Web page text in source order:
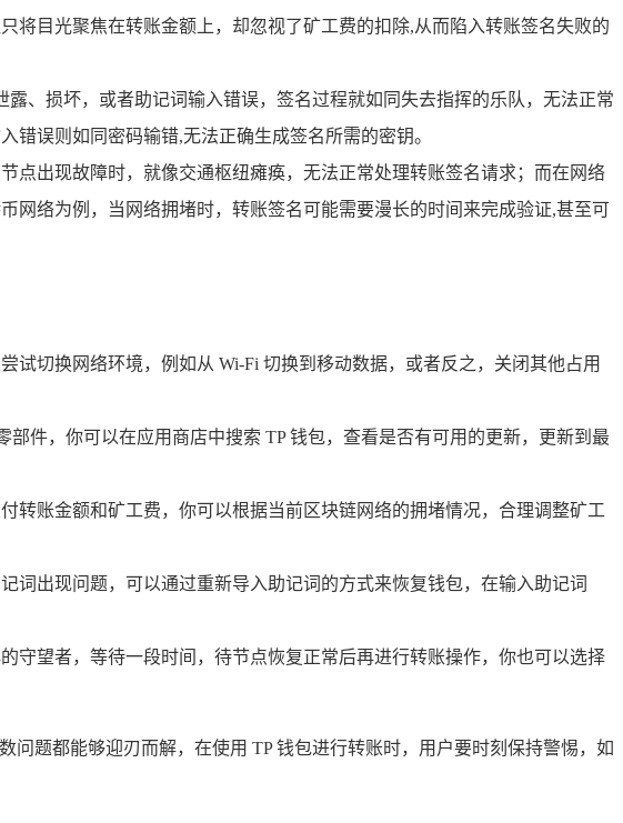
将目光聚焦在转账金额上，却忽视了矿工费的扣除,从而陷入转账签名失败的
、损坏，或者助记词输入错误，签名过程就如同失去指挥的乐队，无法正常
误则如同密码输错,无法正确生成签名所需的密钥。
点出现故障时，就像交通枢纽瘫痪，无法正常处理转账签名请求；而在网络
网络为例，当网络拥堵时，转账签名可能需要漫长的时间来完成验证,甚至可
试切换网络环境，例如从 Wi-Fi 切换到移动数据，或者反之，关闭其他占用
件，你可以在应用商店中搜索 TP 钱包，查看是否有可用的更新，更新到最
转账金额和矿工费，你可以根据当前区块链网络的拥堵情况，合理调整矿工
词出现问题，可以通过重新导入助记词的方式来恢复钱包，在输入助记词
守望者，等待一段时间，待节点恢复正常后再进行转账操作，你也可以选择
题都能够迎刃而解，在使用 TP 钱包进行转账时，用户要时刻保持警惕，如